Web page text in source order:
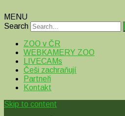
MENU
Search
ZOO v ČR
WEBKAMERY ZOO
LIVECAMs
Češi zachraňují
Partneři
Kontakt
Skip to content